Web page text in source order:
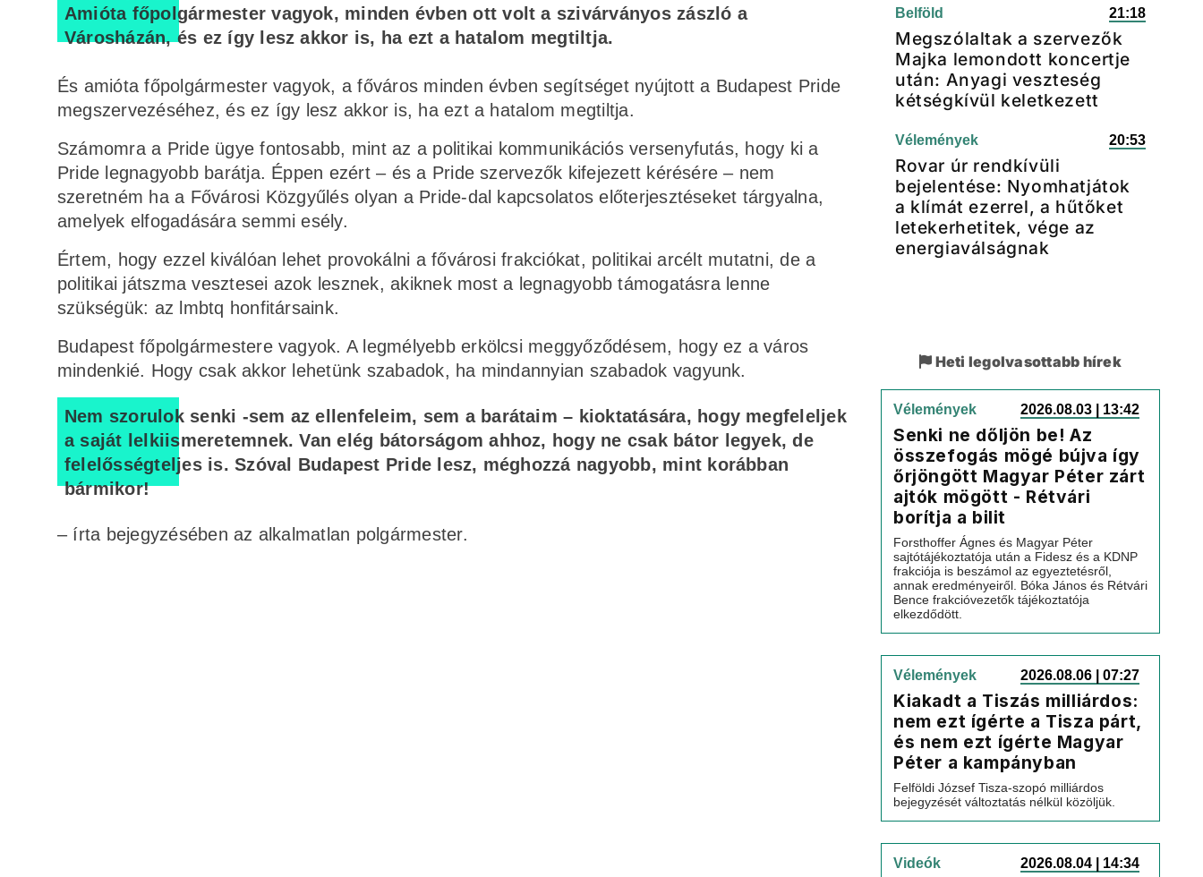
Amióta főpolgármester vagyok, minden évben ott volt a szivárványos zászló a
Városházán, és ez így lesz akkor is, ha ezt a hatalom megtiltja.
És amióta főpolgármester vagyok, a főváros minden évben segítséget nyújtott a Budapest Pride
megszervezéséhez, és ez így lesz akkor is, ha ezt a hatalom megtiltja.
Számomra a Pride ügye fontosabb, mint az a politikai kommunikációs versenyfutás, hogy ki a
Pride legnagyobb barátja. Éppen ezért – és a Pride szervezők kifejezett kérésére – nem
szeretném ha a Fővárosi Közgyűlés olyan a Pride-dal kapcsolatos előterjesztéseket tárgyalna,
amelyek elfogadására semmi esély.
Értem, hogy ezzel kiválóan lehet provokálni a fővárosi frakciókat, politikai arcélt mutatni, de a
politikai játszma vesztesei azok lesznek, akiknek most a legnagyobb támogatásra lenne
szükségük: az lmbtq honfitársaink.
Budapest főpolgármestere vagyok. A legmélyebb erkölcsi meggyőződésem, hogy ez a város
mindenkié. Hogy csak akkor lehetünk szabadok, ha mindannyian szabadok vagyunk.
Nem szorulok senki -sem az ellenfeleim, sem a barátaim – kioktatására, hogy megfeleljek
a saját lelkiismeretemnek. Van elég bátorságom ahhoz, hogy ne csak bátor legyek, de
felelősségteljes is. Szóval Budapest Pride lesz, méghozzá nagyobb, mint korábban
bármikor!
– írta bejegyzésében az alkalmatlan polgármester.
Belföld 21:18
Megszólaltak a szervezők
Majka lemondott koncertje
után: Anyagi veszteség
kétségkívül keletkezett
Vélemények 20:53
Rovar úr rendkívüli
bejelentése: Nyomhatjátok
a klímát ezerrel, a hűtőket
letekerhetitek, vége az
energiaválságnak
Heti legolvasottabb hírek
Vélemények 2026.08.03 | 13:42
Senki ne dőljön be! Az
összefogás mögé bújva így
őrjöngött Magyar Péter zárt
ajtók mögött - Rétvári
borítja a bilit
Forsthoffer Ágnes és Magyar Péter
sajtótájékoztatója után a Fidesz és a KDNP
frakciója is beszámol az egyeztetésről,
annak eredményeiről. Bóka János és Rétvári
Bence frakcióvezetők tájékoztatója
elkezdődött.
Vélemények 2026.08.06 | 07:27
Kiakadt a Tiszás milliárdos:
nem ezt ígérte a Tisza párt,
és nem ezt ígérte Magyar
Péter a kampányban
Felföldi József Tisza-szopó milliárdos
bejegyzését változtatás nélkül közöljük.
Videók 2026.08.04 | 14:34